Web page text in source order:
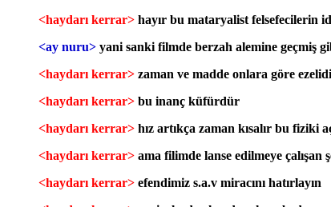
<haydarı kerrar> hayır bu mataryalist felsefecilerin
<ay nuru> yani sanki filmde berzah alemine geçmiş
<haydarı kerrar> zaman ve madde onlara göre
<haydarı kerrar> bu inanç küfürdür
<haydarı kerrar> hız artıkça zaman kısalır bu fiziki
<haydarı kerrar> ama filimde lanse edilmeye çalışan
<haydarı kerrar> efendimiz s.a.v miracını hatırlayın